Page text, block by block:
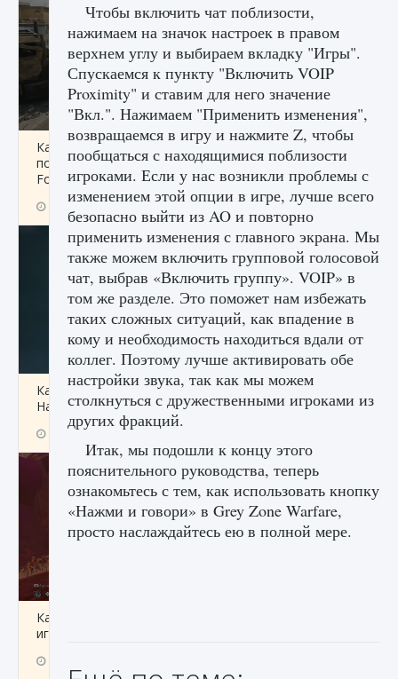
Как исправить текстовую ошибку
пользовательского интерфейса Delta
Force Hawk Ops
9 августа 2024 1 945 0 0
Как проверить статус сервера Delta Force
Hawk Ops
9 августа 2024
Как приручить существ джунглей Нари в
игре Creatures of Ava
Чтобы включить чат поблизости,
нажимаем на значок настроек в правом
верхнем углу и выбираем вкладку "Игры".
Спускаемся к пункту "Включить VOIP
Proximity" и ставим для него значение
"Вкл.". Нажимаем "Применить изменения",
возвращаемся в игру и нажмите Z, чтобы
пообщаться с находящимися поблизости
игроками. Если у нас возникли проблемы с
изменением этой опции в игре, лучше всего
безопасно выйти из AO и повторно
применить изменения с главного экрана. Мы
также можем включить групповой голосовой
чат, выбрав «Включить группу». VOIP» в
том же разделе. Это поможет нам избежать
таких сложных ситуаций, как впадение в
кому и необходимость находиться вдали от
коллег. Поэтому лучше активировать обе
настройки звука, так как мы можем
столкнуться с дружественными игроками из
других фракций.
Итак, мы подошли к концу этого
пояснительного руководства, теперь
ознакомьтесь с тем, как использовать кнопку
«Нажми и говори» в Grey Zone Warfare,
просто наслаждайтесь ею в полной мере.